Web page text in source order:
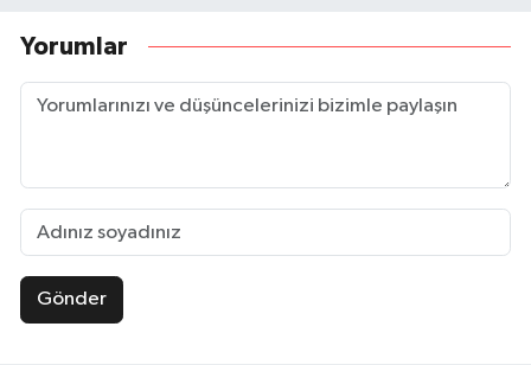
Yorumlar
Gönder